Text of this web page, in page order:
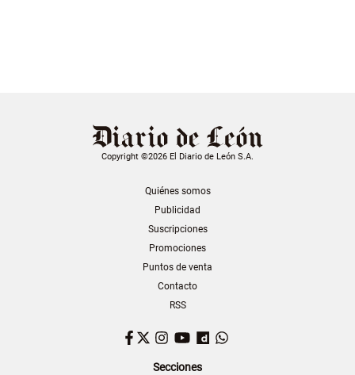
Copyright ©2026 El Diario de León S.A.
Quiénes somos
Publicidad
Suscripciones
Promociones
Puntos de venta
Contacto
RSS
Facebook
TwitterInstagram
YouTubeDailymotion
Secciones